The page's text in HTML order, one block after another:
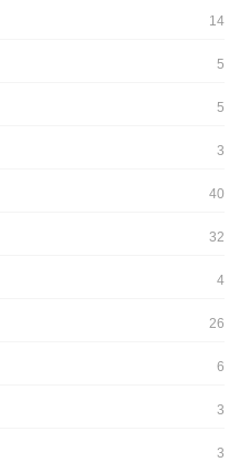
14
5
5
3
40
32
4
26
6
3
3